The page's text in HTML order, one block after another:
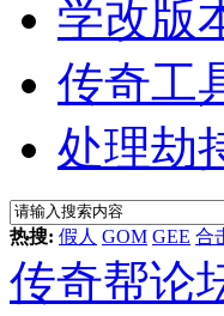
学改版
传奇工
处理劫
热搜: 假人 GOM GEE 合
传奇帮论